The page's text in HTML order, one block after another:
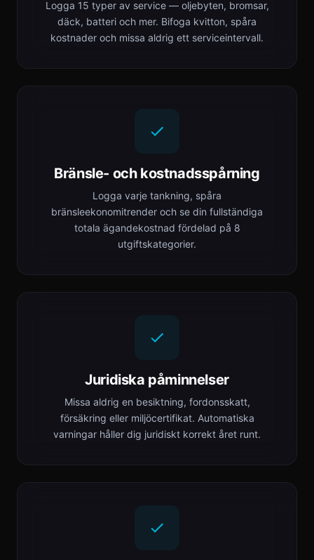
Logga 15 typer av service — oljebyten, bromsar,
däck, batteri och mer. Bifoga kvitton, spåra
kostnader och missa aldrig ett serviceintervall.
Bränsle- och kostnadsspårning
Logga varje tankning, spåra
bränsleekonomitrender och se din fullständiga
totala ägandekostnad fördelad på 8
utgiftskategorier.
Juridiska påminnelser
Missa aldrig en besiktning, fordonsskatt,
försäkring eller miljöcertifikat. Automatiska
varningar håller dig juridiskt korrekt året runt.